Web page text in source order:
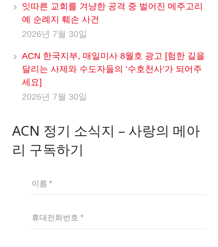
잇따른 교회를 겨냥한 공격 중 벌어진 메주고리
예 순례지 훼손 사건
2026년 7월 30일
ACN 한국지부, 매일미사 8월호 광고 [험한 길을
달리는 사제와 수도자들의 ‘수호천사’가 되어주
세요]
2026년 7월 30일
ACN 정기 소식지 – 사랑의 메아
리 구독하기
이름 *
휴대전화번호 *